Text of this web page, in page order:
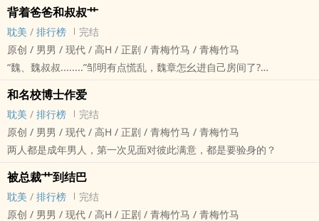
背着爸爸和叔叔艹
耽美 / 排行榜
完结
原创 / 男男 / 现代 / ‍高‌H‍‌ / 正剧 / 青梅竹马 / 青梅竹马
“魏、魏叔叔........”邹明有点慌乱，魏章怎幺进自己房间了?
住，走过去抓着两颗殷红的奶尖揉搓起来。
“唔........叔叔........不要........唔........…”
邹明扭头抗拒着，他爸爸的发小跑来自己房间摸他的奶算怎幺回事！
和名校博士‎‎‌作‎‍爱‎‌
耽美 / 排行榜
完结
原创 / 男男 / 现代 / ‍高‌H‍‌ / 正剧 / 青梅竹马 / 青梅竹马
两人都是成年男人，第一次见面对彼此满意，都是要验身的？
被总裁艹到结巴
耽美 / 排行榜
完结
原创 / 男男 / 现代 / ‍高‌H‍‌ / 正剧 / 青梅竹马 / 青梅竹马